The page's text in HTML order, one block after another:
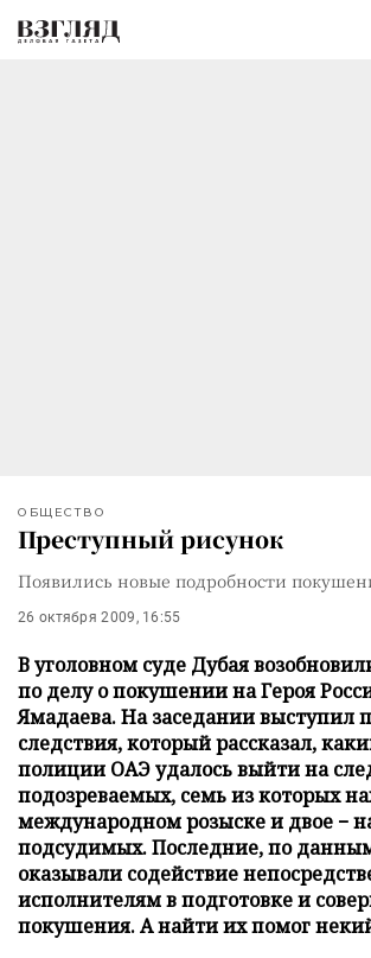
ОБЩЕСТВО
Преступный рисунок
Появились новые подробности
26 октября 2009, 16:55
В уголовном суде Дубая
по делу о покушении на Героя
Ямадаева. На заседании выступил
следствия, который рассказал,
полиции ОАЭ удалось выйти на
подозреваемых, семь из которых
международном розыске и двое −
подсудимых. Последние, по
оказывали содействие
исполнителям в подготовке и
покушения. А найти их помог